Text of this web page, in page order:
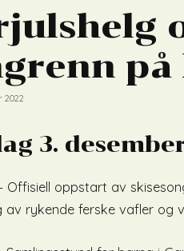
på
2022
3.
Offisiell oppstart av
av rykende ferske vafler og